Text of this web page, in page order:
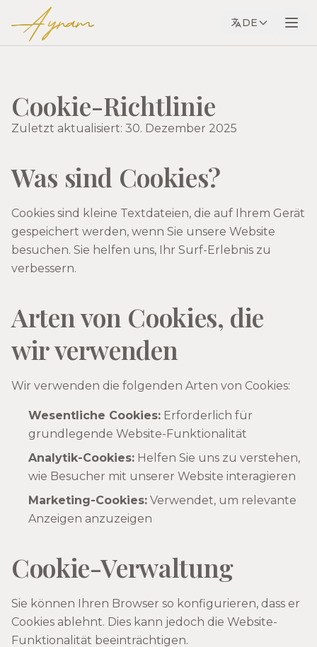
Ayram DE
Cookie-Richtlinie
Zuletzt aktualisiert: 30. Dezember 2025
Was sind Cookies?
Cookies sind kleine Textdateien, die auf Ihrem Gerät
gespeichert werden, wenn Sie unsere Website
besuchen. Sie helfen uns, Ihr Surf-Erlebnis zu
verbessern.
Arten von Cookies, die
wir verwenden
Wir verwenden die folgenden Arten von Cookies:
Wesentliche Cookies: Erforderlich für
grundlegende Website-Funktionalität
Analytik-Cookies: Helfen Sie uns zu verstehen,
wie Besucher mit unserer Website interagieren
Marketing-Cookies: Verwendet, um relevante
Anzeigen anzuzeigen
Cookie-Verwaltung
Sie können Ihren Browser so konfigurieren, dass er
Cookies ablehnt. Dies kann jedoch die Website-
Funktionalität beeinträchtigen.